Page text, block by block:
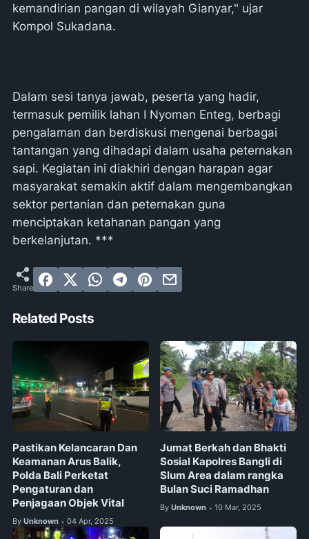
kemandirian pangan di wilayah Gianyar," ujar
Kompol Sukadana.
Dalam sesi tanya jawab, peserta yang hadir,
termasuk pemilik lahan I Nyoman Enteg, berbagi
pengalaman dan berdiskusi mengenai berbagai
tantangan yang dihadapi dalam usaha peternakan
sapi. Kegiatan ini diakhiri dengan harapan agar
masyarakat semakin aktif dalam mengembangkan
sektor pertanian dan peternakan guna
menciptakan ketahanan pangan yang
berkelanjutan. ***
Related Posts
Pastikan Kelancaran Dan
Keamanan Arus Balik,
Polda Bali Perketat
Pengaturan dan
Penjagaan Objek Vital
By Unknown • 04 Apr, 2025
Jumat Berkah dan Bhakti
Sosial Kapolres Bangli di
Slum Area dalam rangka
Bulan Suci Ramadhan
By Unknown • 10 Mar, 2025